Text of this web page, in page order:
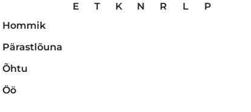
E T K N R L
P
Hommik
Pärastlõuna
Õhtu
Öö